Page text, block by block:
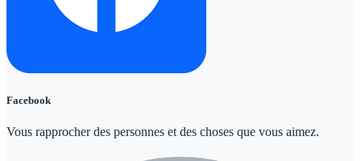
Facebook
Vous rapprocher des personnes et des choses que vous aimez.